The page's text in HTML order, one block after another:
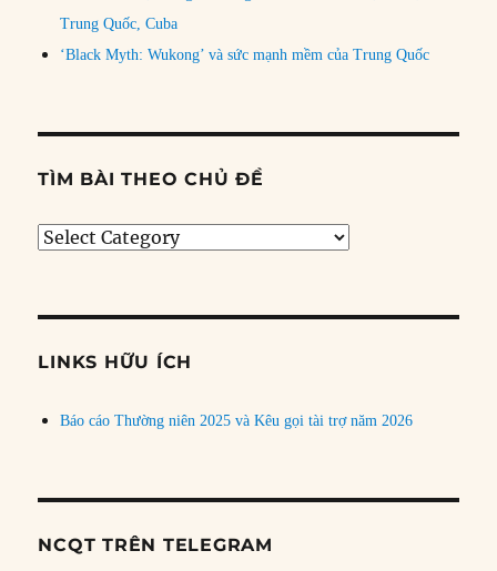
Trung Quốc, Cuba
‘Black Myth: Wukong’ và sức mạnh mềm của Trung Quốc
TÌM BÀI THEO CHỦ ĐỀ
Tìm
đề
LINKS HỮU ÍCH
Báo cáo Thường niên 2025 và Kêu gọi tài trợ năm 2026
NCQT TRÊN TELEGRAM